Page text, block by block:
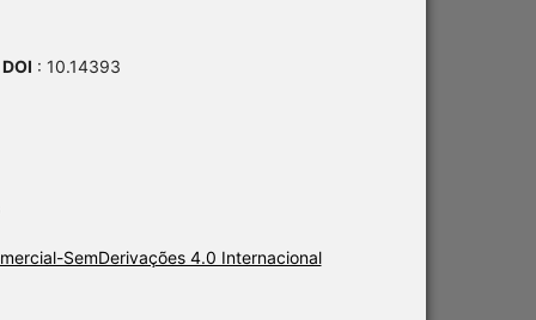
: 10.14393
SemDerivações 4.0 Internacional